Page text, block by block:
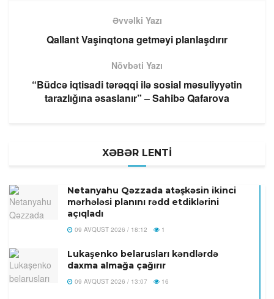
Əvvəlki Yazı
Qallant Vaşinqtona getməyi planlaşdırır
Növbəti Yazı
“Büdcə iqtisadi tərəqqi ilə sosial məsuliyyətin
tarazlığına əsaslanır” – Sahibə Qafarova
XƏBƏR LENTİ
Netanyahu Qəzzada atəşkəsin ikinci
mərhələsi planını rədd etdiklərini
açıqladı
09 AVQUST 2026 / 18:12 1
Lukaşenko belarusları kəndlərdə
daxma almağa çağırır
09 AVQUST 2026 / 13:07 16